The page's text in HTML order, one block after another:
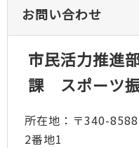
お問い合わせ
市民活力推進
課 スポーツ
所在地：〒340-
2番地1